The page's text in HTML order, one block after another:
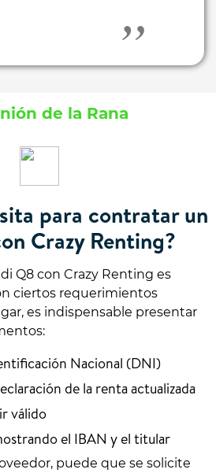
de la Rana
para contratar un
Crazy Renting?
Q8 con Crazy Renting es
ciertos requerimientos
es indispensable presentar
Nacional (DNI)
de la renta actualizada
válido
el IBAN y el titular
puede que se solicite